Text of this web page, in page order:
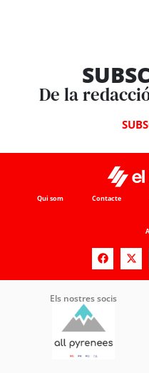
De la
Qui som Contacte
Els nostres socis